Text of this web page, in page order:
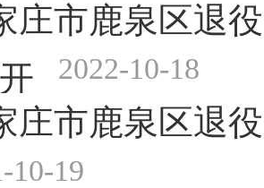
庄市鹿泉区退
2022-10-18
庄市鹿泉区退
10-19